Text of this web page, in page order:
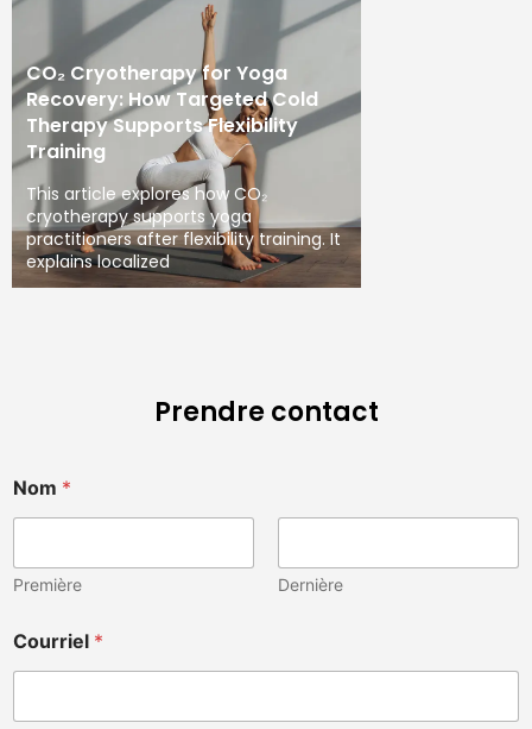
CO₂ Cryotherapy for Yoga
Recovery: How Targeted Cold
Therapy Supports Flexibility
Training
This article explores how CO₂
cryotherapy supports yoga
practitioners after flexibility training. It
explains localized
Prendre contact
Nom *
Première Dernière
Courriel *